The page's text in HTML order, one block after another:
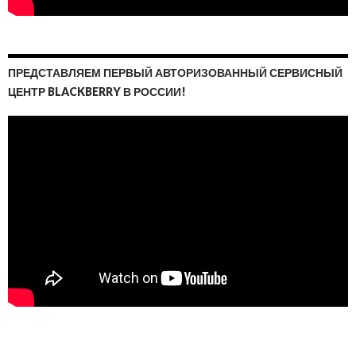
ПРЕДСТАВЛЯЕМ ПЕРВЫЙ АВТОРИЗОВАННЫЙ СЕРВИСНЫЙ
ЦЕНТР BLACKBERRY В РОССИИ!